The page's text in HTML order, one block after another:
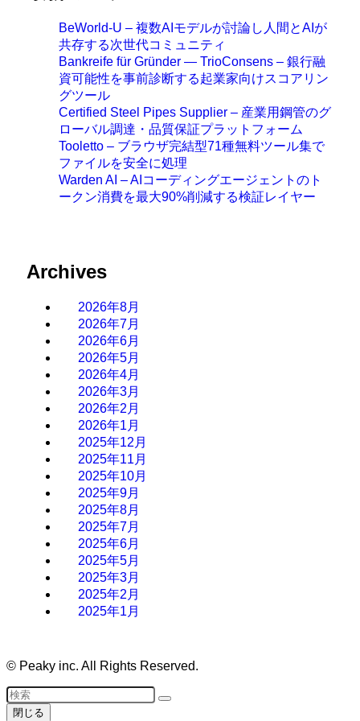
BeWorld-U – 複数AIモデルが討論し人間とAIが
共存する次世代コミュニティ
Bankreife für Gründer — TrioConsens – 銀行融
資可能性を事前診断する起業家向けスコアリン
グツール
Certified Steel Pipes Supplier – 産業用鋼管のグ
ローバル調達・品質保証プラットフォーム
Tooletto – ブラウザ完結型71種無料ツール集で
ファイルを安全に処理
Warden AI – AIコーディングエージェントのト
ークン消費を最大90%削減する検証レイヤー
Archives
2026年8月
2026年7月
2026年6月
2026年5月
2026年4月
2026年3月
2026年2月
2026年1月
2025年12月
2025年11月
2025年10月
2025年9月
2025年8月
2025年7月
2025年6月
2025年5月
2025年3月
2025年2月
2025年1月
© Peaky inc. All Rights Reserved.
閉じる